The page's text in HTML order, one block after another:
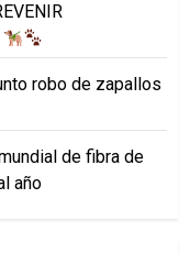
robo de zapallos
de fibra de
año